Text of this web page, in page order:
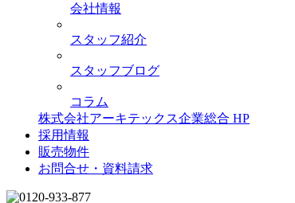
会社情報
スタッフ紹介
スタッフブログ
コラム
株式会社アーキテックス企業総合 HP
採用情報
販売物件
お問合せ・資料請求